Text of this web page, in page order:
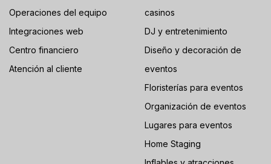
Operaciones del equipo
Integraciones web
Centro financiero
Atención al cliente
casinos
DJ y entretenimiento
Diseño y decoración de
eventos
Floristerías para eventos
Organización de eventos
Lugares para eventos
Home Staging